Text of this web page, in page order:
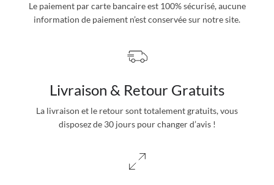
Le paiement par carte bancaire est 100% sécurisé, aucune
information de paiement n’est conservée sur notre site.
Livraison & Retour Gratuits
La livraison et le retour sont totalement gratuits, vous
disposez de 30 jours pour changer d’avis !